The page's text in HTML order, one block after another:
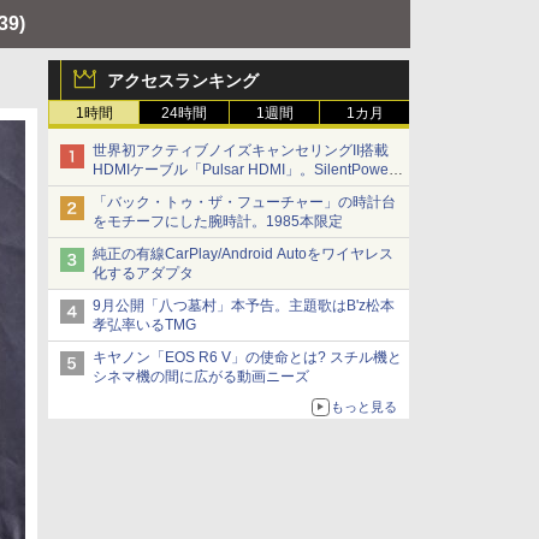
アクセスランキング
1時間 24時間 1週間 1カ月
世界初アクティブノイズキャンセリングII搭載
HDMIケーブル「Pulsar HDMI」。SilentPower
から
「バック・トゥ・ザ・フューチャー」の時計台
をモチーフにした腕時計。1985本限定
純正の有線CarPlay/Android Autoをワイヤレス
化するアダプタ
9月公開「八つ墓村」本予告。主題歌はB'z松本
孝弘率いるTMG
キヤノン「EOS R6 V」の使命とは? スチル機と
シネマ機の間に広がる動画ニーズ
もっと見る